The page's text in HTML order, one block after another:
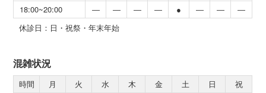
18:00~20:00
― ― ― ― ● ― ―
―
休診日：日・祝祭・年末年始
混雑状況
時間 月 火 水 木 金 土 日
祝